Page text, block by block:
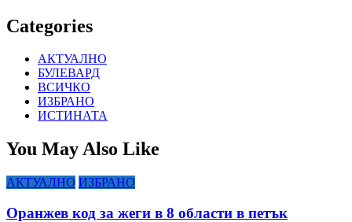
Categories
АКТУАЛНО
БУЛЕВАРД
ВСИЧКО
ИЗБРАНО
ИСТИНАТА
You May Also Like
АКТУАЛНО ИЗБРАНО
Оранжев код за жеги в 8 области в петък